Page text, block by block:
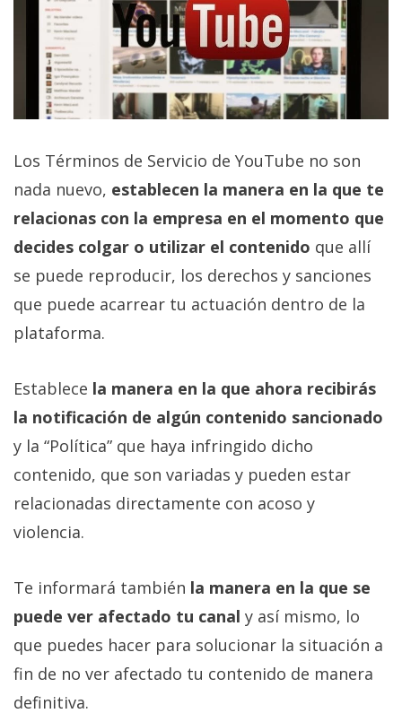
El Grupo
Informático
(CC) 2006-
2026.Algunos
derechos
reservados
Los Términos de Servicio de YouTube no son
nada nuevo, establecen la manera en la que te
relacionas con la empresa en el momento que
decides colgar o utilizar el contenido que allí
se puede reproducir, los derechos y sanciones
que puede acarrear tu actuación dentro de la
plataforma.
Establece la manera en la que ahora recibirás
la notificación de algún contenido sancionado
y la “Política” que haya infringido dicho
contenido, que son variadas y pueden estar
relacionadas directamente con acoso y
violencia.
Te informará también la manera en la que se
puede ver afectado tu canal y así mismo, lo
que puedes hacer para solucionar la situación a
fin de no ver afectado tu contenido de manera
definitiva.